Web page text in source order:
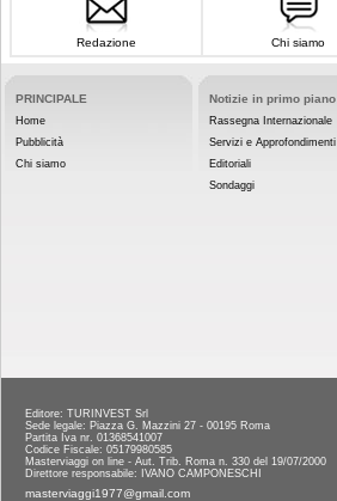
Redazione Chi siamo
PRINCIPALE
Home
Pubblicità
Chi siamo
Notizie in primo piano
Rassegna Internazionale
Servizi e Approfondimenti
Editoriali
Sondaggi
Editore: TURINVEST Srl
Sede legale: Piazza G. Mazzini 27 - 00195 Roma
Partita Iva nr. 01368541007
Codice Fiscale: 05179980585
Masterviaggi on line - Aut. Trib. Roma n. 330 del 19/07/2000
Direttore responsabile: IVANO CAMPONESCHI
masterviaggi1977@gmail.com